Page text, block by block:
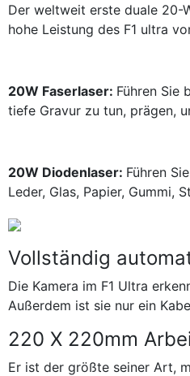
Der weltweit erste duale 20-
hohe Leistung des F1 ultra
20W Faserlaser: Führen Sie
tiefe Gravur zu tun, prägen,
20W Diodenlaser: Führen
Leder, Glas, Papier, Gummi,
Vollständig
Die Kamera im F1 Ultra
Außerdem ist sie nur ein
220 X 220mm
Er ist der größte seiner Art,